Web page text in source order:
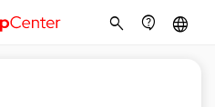
search contact_support language